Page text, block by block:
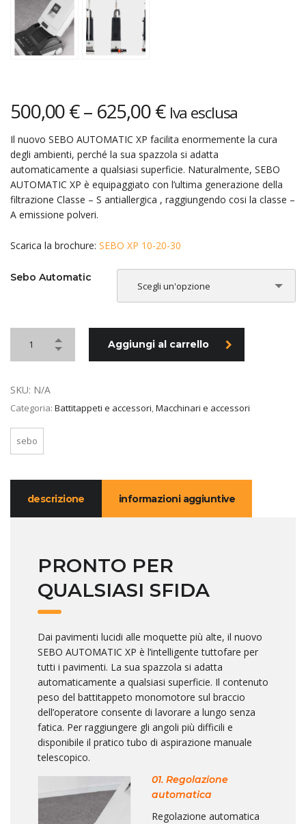
500,00€– 625,00€ Iva esclusa
Il nuovo SEBO AUTOMATIC XP facilita enormemente la cura
degli ambienti, perché la sua spazzola si adatta
automaticamente a qualsiasi superficie. Naturalmente, SEBO
AUTOMATIC XP è equipaggiato con l’ultima generazione della
filtrazione Classe – S antiallergica , raggiungendo cosi la classe –
A emissione polveri.
Scarica la brochure: SEBO XP 10-20-30
Sebo Automatic
Scegli un'opzione
Aggiungi al carrello
SKU: N/A
Categoria: Battitappeti e accessori,Macchinari e accessori
sebo
descrizione informazioni aggiuntive
PRONTO PER
QUALSIASI SFIDA
Dai pavimenti lucidi alle moquette più alte, il nuovo
SEBO AUTOMATIC XP è l’intelligente tuttofare per
tutti i pavimenti. La sua spazzola si adatta
automaticamente a qualsiasi superficie. Il contenuto
peso del battitappeto monomotore sul braccio
dell’operatore consente di lavorare a lungo senza
fatica. Per raggiungere gli angoli più difficili e
disponibile il pratico tubo di aspirazione manuale
telescopico.
01. Regolazione
automatica
Regolazione automatica